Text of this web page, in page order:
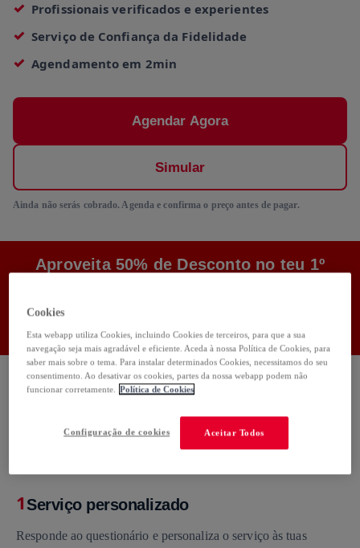
Profissionais verificados e experientes
Serviço de Confiança da Fidelidade
Agendamento em 2min
Agendar Agora
Simular
Ainda não serás cobrado. Agenda e confirma o preço antes de pagar.
Aproveita 50% de Desconto no teu 1º
Usa o código:
Como funciona
1Serviço personalizado
Responde ao questionário e personaliza o serviço às tuas
Cookies
Esta webapp utiliza Cookies, incluindo Cookies de terceiros, para que a sua
navegação seja mais agradável e eficiente. Aceda à nossa Política de Cookies, para
saber mais sobre o tema. Para instalar determinados Cookies, necessitamos do seu
consentimento. Ao desativar os cookies, partes da nossa webapp podem não
funcionar corretamente. Política de Cookies
Aceitar Todos
Configuração de cookies